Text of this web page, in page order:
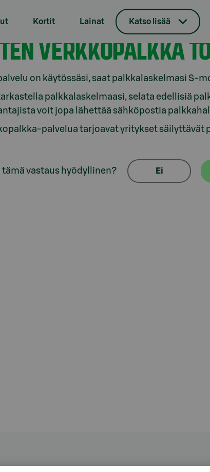
Kortit Lainat Katso lisää
VERKKOPALKKA
on käytössäsi, saat palkkalaskelmasi S-
palkkalaskelmaasi, selata edellisiä
voit jopa lähettää sähköpostia
palvelua tarjoavat yritykset säilyttävät
tämä vastaus hyödyllinen? Ei